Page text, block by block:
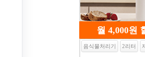
월 4,000원
음식물처리기 2리터